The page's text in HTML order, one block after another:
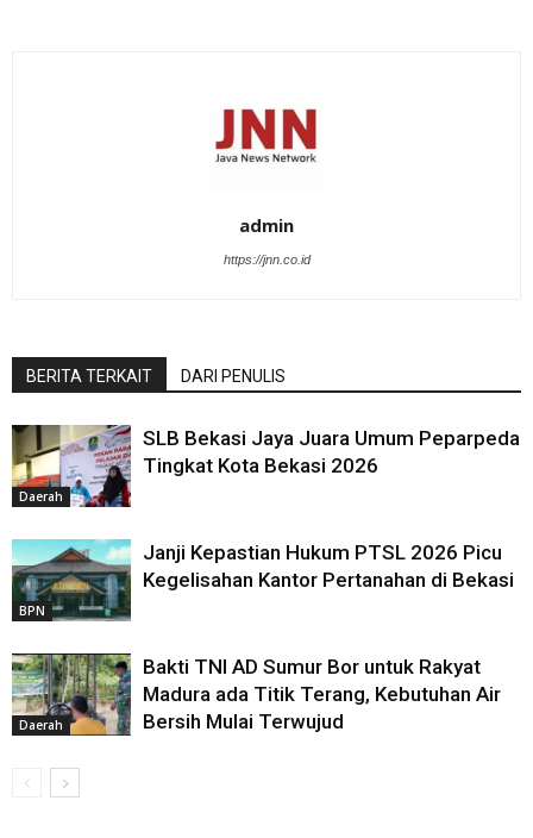
admin
https://jnn.co.id
BERITA TERKAIT DARI PENULIS
Daerah
SLB Bekasi Jaya Juara Umum Peparpeda
Tingkat Kota Bekasi 2026
BPN
Janji Kepastian Hukum PTSL 2026 Picu
Kegelisahan Kantor Pertanahan di Bekasi
Daerah
Bakti TNI AD Sumur Bor untuk Rakyat
Madura ada Titik Terang, Kebutuhan Air
Bersih Mulai Terwujud